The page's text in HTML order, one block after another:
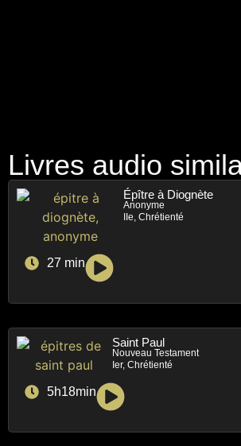
Livres audio
Épître à Diognète
Anonyme
IIe, Chrétienté
27 min
Saint Paul
Nouveau Testament
Ier, Chrétienté
5h18min